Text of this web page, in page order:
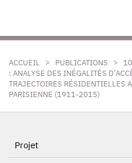
ACCUEIL > PUBLICATIONS >
: ANALYSE DES INÉGALITÉS
TRAJECTOIRES RÉSIDENTIELLES
PARISIENNE (1911-2015)
Projet